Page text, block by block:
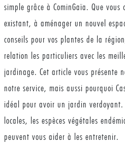
simple grâce à CominGaïa. Que
existant, à aménager un nouvel
conseils pour vos plantes de la
relation les particuliers avec les
jardinage. Cet article vous présente
notre service, mais aussi pourquoi
idéal pour avoir un jardin verdoyant.
locales, les espèces végétales
peuvent vous aider à les entretenir.